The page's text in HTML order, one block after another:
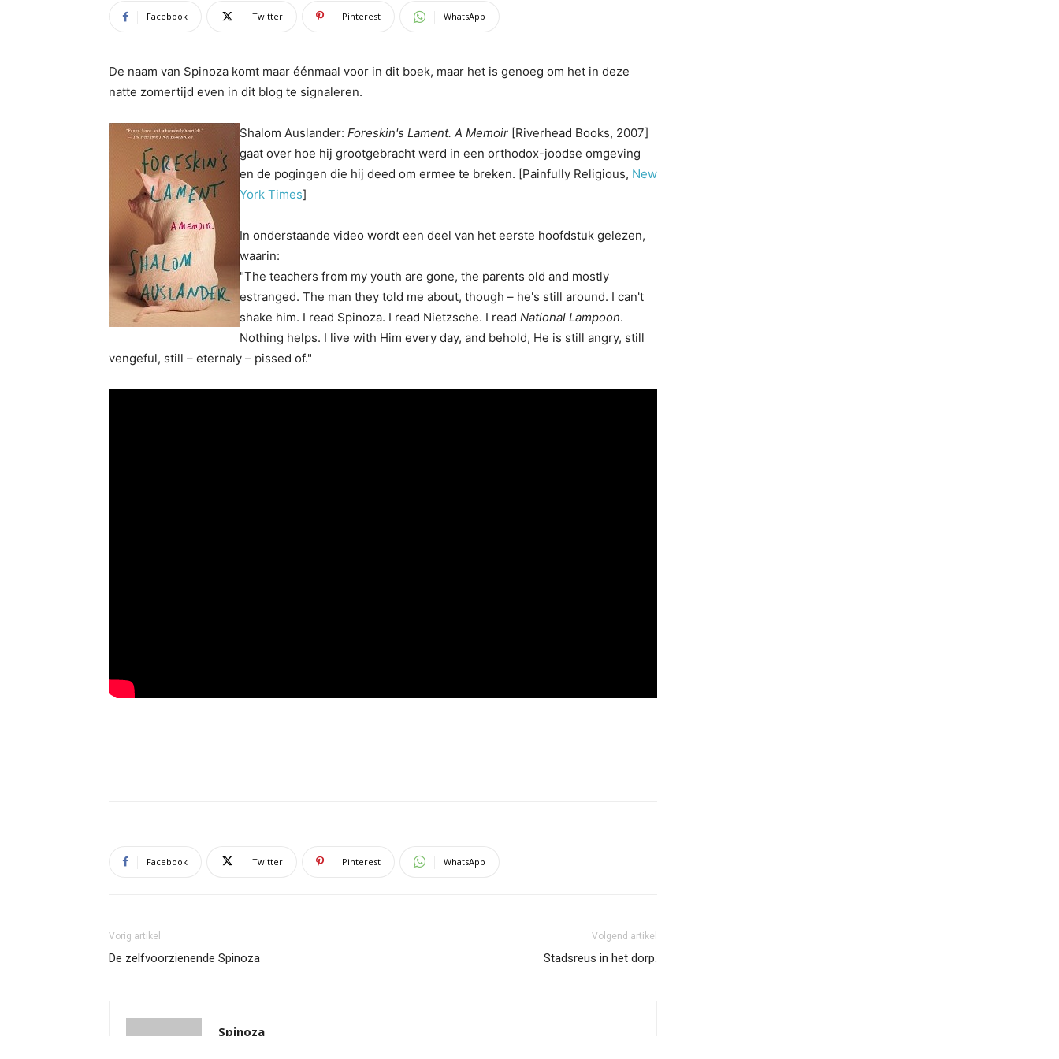
Facebook Twitter Pinterest WhatsApp
De naam van Spinoza komt maar éénmaal voor in dit boek, maar het is genoeg om het in deze
natte zomertijd even in dit blog te signaleren.
Shalom Auslander: Foreskin's Lament. A Memoir [Riverhead Books, 2007]
gaat over hoe hij grootgebracht werd in een orthodox-joodse omgeving
en de pogingen die hij deed om ermee te breken. [Painfully Religious, New
York Times]
In onderstaande video wordt een deel van het eerste hoofdstuk gelezen,
waarin:
"The teachers from my youth are gone, the parents old and mostly
estranged. The man they told me about, though – he's still around. I can't
shake him. I read Spinoza. I read Nietzsche. I read National Lampoon.
Nothing helps. I live with Him every day, and behold, He is still angry, still
vengeful, still – eternaly – pissed of."
Facebook Twitter Pinterest WhatsApp
Vorig artikel
De zelfvoorzienende Spinoza
Volgend artikel
Stadsreus in het dorp.
Spinoza